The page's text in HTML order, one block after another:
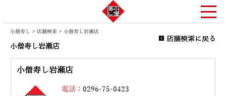
小僧寿し > 店舗検索 > 小僧寿し岩瀬店
小僧寿し岩瀬店
店舗検索に戻る
小僧寿し岩瀬店
電話： 0296-75-0423